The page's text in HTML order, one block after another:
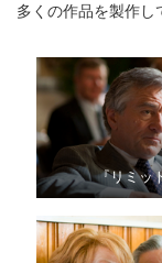
多くの作品を製作し
『リミッ